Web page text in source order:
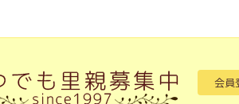
会員